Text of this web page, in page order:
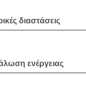
διαστάσεις
ενέργειας